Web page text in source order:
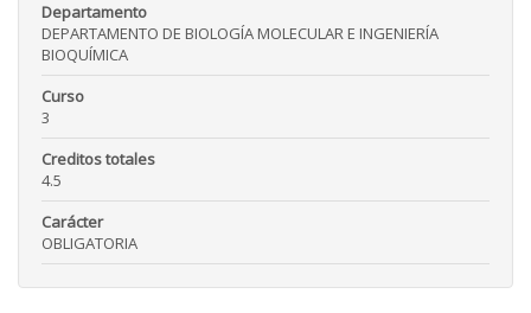
Departamento
DEPARTAMENTO DE BIOLOGÍA MOLECULAR E INGENIERÍA
BIOQUÍMICA
Curso
3
Creditos totales
4.5
Carácter
OBLIGATORIA